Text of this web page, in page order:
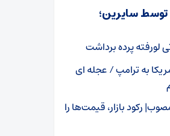
سایرین؛
لورفته پرده برداشت
به ترامپ / عجله ای
رکود بازار، قیمت‌ها را